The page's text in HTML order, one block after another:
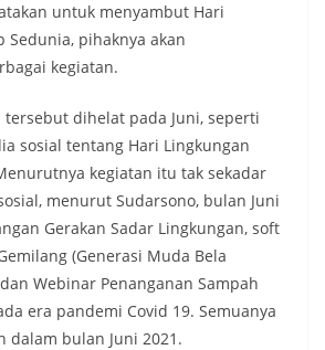
untuk menyambut Hari
Sedunia, pihaknya akan
kegiatan.
tersebut dihelat pada Juni, seperti
sosial tentang Hari Lingkungan
kegiatan itu tak sekadar
menurut Sudarsono, bulan Juni
Gerakan Sadar Lingkungan, soft
(Generasi Muda Bela
Webinar Penanganan Sampah
era pandemi Covid 19. Semuanya
dalam bulan Juni 2021.